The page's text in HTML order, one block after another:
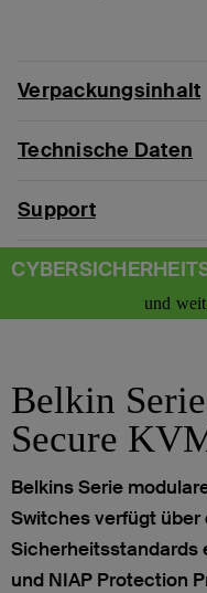
Verpackungsinhalt
Technische Daten
Support
und
Belkin
Secure
Belkins Serie
Switches verfügt über
Sicherheitsstandards
und NIAP Protection